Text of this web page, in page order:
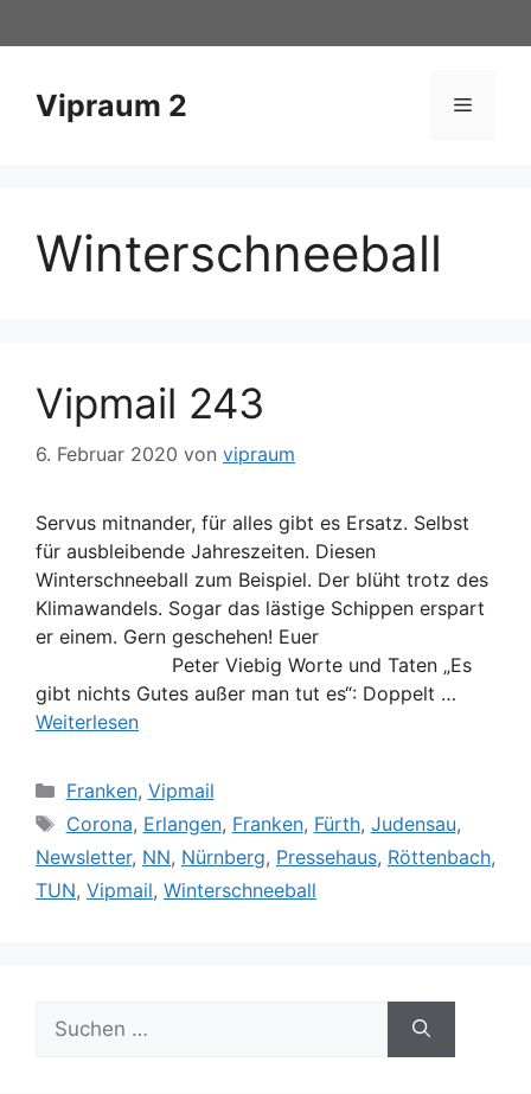
Inhalt
Vipraum 2 Menü
Winterschneeball
Vipmail 243
6. Februar 2020 von vipraum
Servus mitnander, für alles gibt es Ersatz. Selbst
für ausbleibende Jahreszeiten. Diesen
Winterschneeball zum Beispiel. Der blüht trotz des
Klimawandels. Sogar das lästige Schippen erspart
er einem. Gern geschehen! Euer
Peter Viebig Worte und Taten „Es
gibt nichts Gutes außer man tut es“: Doppelt …
Weiterlesen
Kategorien
Franken, Vipmail
Schlagwörter
Corona, Erlangen, Franken, Fürth, Judensau,
Newsletter, NN, Nürnberg, Pressehaus, Röttenbach,
TUN, Vipmail, Winterschneeball
Suche
nach: